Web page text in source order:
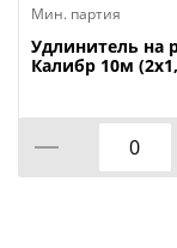
Мин. партия
Удлинитель на
Калибр 10м